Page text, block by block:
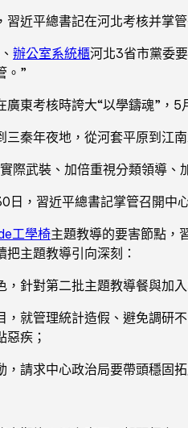
近平總書記在河北考核并掌
辦公室系統櫃河北3省市黨委
。”
東考核時誇大“以學鑄魂”，5
三秦年夜地，從河套平原到江
際武裝、加倍重視分類領導
日，習近平總書記掌管召開中
工學椅主題教導的要害節點，
主題教導引向深刻：
，針對第二批主題教導餐與加
，就管理統計造假、避免調研
惡疾；
，請求中心政治局要帶頭穩固